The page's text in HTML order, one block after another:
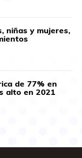
niñas y mujeres,
de 77% en
alto en 2021